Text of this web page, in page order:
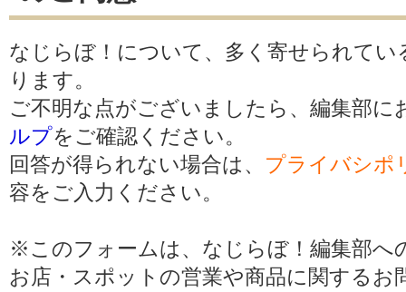
なじらぼ！について、多く寄せられてい
ります。
ご不明な点がございましたら、編集部
ルプをご確認ください。
回答が得られない場合は、 プライバシポ
容をご入力ください。
※このフォームは、なじらぼ！編集部へ
お店・スポットの営業や商品に関する